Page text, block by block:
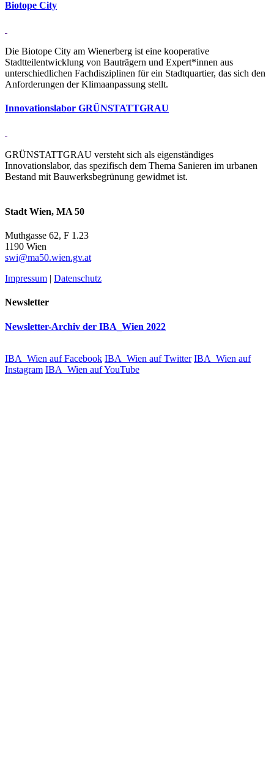
Bi­o­tope City
Die Biotope City am Wienerberg ist eine kooperative
Stadtteilentwicklung von Bauträgern und Expert*innen aus
unterschiedlichen Fachdisziplinen für ein Stadtquartier, das sich den
Anforderungen der Klimaanpassung stellt.
In­no­va­ti­ons­labor GRÜN­STATT­GRAU
GRÜNSTATTGRAU versteht sich als eigenständiges
Innovationslabor, das spezifisch dem Thema Sanieren im urbanen
Bestand mit Bauwerksbegrünung gewidmet ist.
Stadt Wien, MA 50
Muthgasse 62, F 1.23
1190 Wien
swi@ma50.wien.gv.at
Impressum | Datenschutz
Newsletter
Newsletter-Archiv der IBA_Wien 2022
IBA_Wien auf Facebook IBA_Wien auf Twitter IBA_Wien auf
Instagram IBA_Wien auf YouTube